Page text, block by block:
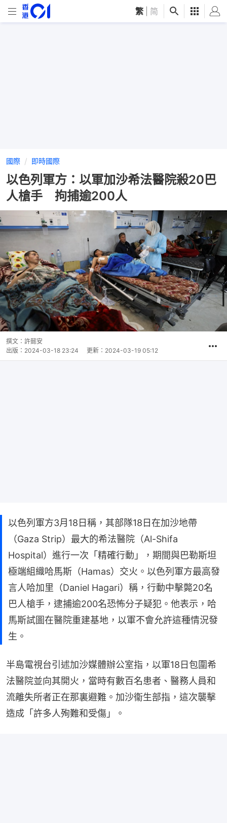
繁 简
國際 即時國際
以色列軍方：以軍加沙希法醫院殺20巴
人槍手 拘捕逾200人
撰文： 許懿安
出版： 2024-03-18 23:24 更新： 2024-03-19 05:12
以色列軍方3月18日稱，其部隊18日在加沙地帶
（Gaza Strip）最大的希法醫院（Al-Shifa
Hospital）進行一次「精確行動」，期間與巴勒斯坦
極端組織哈馬斯（Hamas）交火。以色列軍方最高發
言人哈加里（Daniel Hagari）稱，行動中擊斃20名
巴人槍手，逮捕逾200名恐怖分子疑犯。他表示，哈
馬斯試圖在醫院重建基地，以軍不會允許這種情況發
生。
半島電視台引述加沙媒體辦公室指，以軍18日包圍希
法醫院並向其開火，當時有數百名患者、醫務人員和
流離失所者正在那裏避難。加沙衞生部指，這次襲擊
造成「許多人殉難和受傷」。